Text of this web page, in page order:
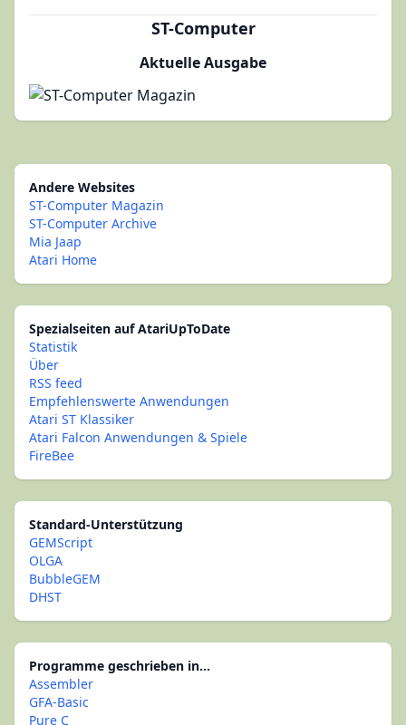
ST-Computer
Aktuelle Ausgabe
Andere Websites
ST-Computer Magazin
ST-Computer Archive
Mia Jaap
Atari Home
Spezialseiten auf AtariUpToDate
Statistik
Über
RSS feed
Empfehlenswerte Anwendungen
Atari ST Klassiker
Atari Falcon Anwendungen & Spiele
FireBee
Standard-Unterstützung
GEMScript
OLGA
BubbleGEM
DHST
Programme geschrieben in...
Assembler
GFA-Basic
Pure C